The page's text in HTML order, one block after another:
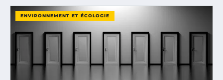
ENVIRONNEMENT ET ÉCOLOGIE